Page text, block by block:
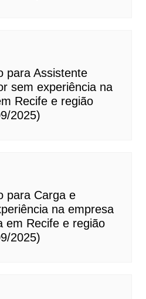
para Assistente
sem experiência na
Recife e região
2025)
para Carga e
na empresa
em Recife e região
2025)